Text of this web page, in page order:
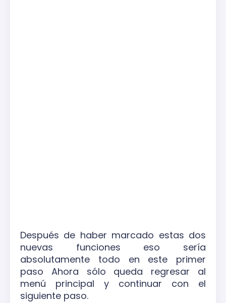
Después de haber marcado estas dos
nuevas funciones eso sería
absolutamente todo en este primer
paso Ahora sólo queda regresar al
menú principal y continuar con el
siguiente paso.